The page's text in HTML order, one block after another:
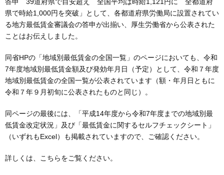
県で時給1,000円を突破」として、各都道府県労働局に設置されてい
る地方最低賃金審議会の答申が出揃い、厚生労働省から公表された
ことはお伝えしました。
同省HPの「地域別最低賃金の全国一覧」のページにおいても、令和
7年度地域別最低賃金額及び発効年月日（予定）として、令和７年度
地域別最低賃金の全国一覧が公表されています（額・年月日ともに
令和７年９月初旬に公表されたものと同じ）。
同ページの最後には、「平成14年度から令和7年度までの地域別最
低賃金改定状況」及び「最低賃金に関するセルフチェックシート」
（いずれもExcel）も掲載されていますので、ご確認ください。
詳しくは、こちらをご覧ください。